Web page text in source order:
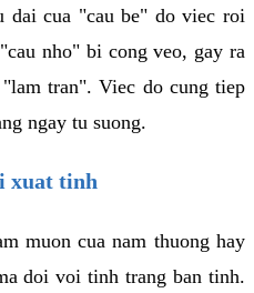
dai cua "cau be" do viec roi
nho" bi cong veo, gay ra
tran". Viec do cung tiep
ngay tu suong.
xuat tinh
muon cua nam thuong hay
doi voi tinh trang ban tinh.